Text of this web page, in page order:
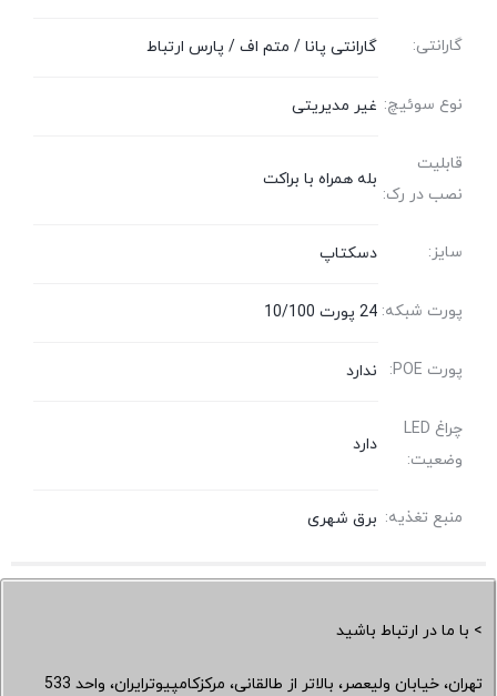
گارانتی: گارانتی پانا / متم اف / پارس ارتباط
نوع سوئیچ: غیر مدیریتی
قابلیت
نصب در رک:
بله همراه با براکت
سایز: دسکتاپ
پورت شبکه: 24 پورت 10/100
پورت POE: ندارد
چراغ LED
وضعیت:
دارد
منبع تغذیه: برق شهری
> با ما در ارتباط باشید
تهران، خیابان ولیعصر، بالاتر از طالقانی، مرکزکامپیوترایران، واحد 533